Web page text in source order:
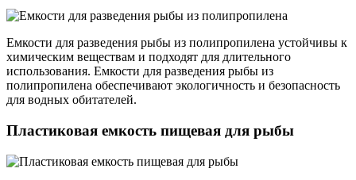
Емкости для разведения рыбы из полипропилена устойчивы к
химическим веществам и подходят для длительного
использования. Емкости для разведения рыбы из
полипропилена обеспечивают экологичность и безопасность
для водных обитателей.
Пластиковая емкость пищевая для рыбы